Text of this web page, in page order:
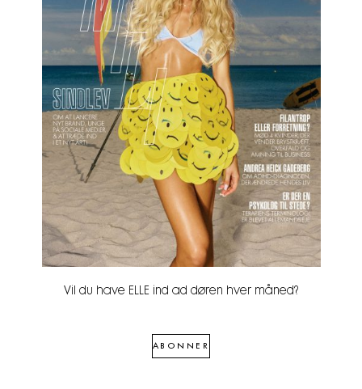
Vil du have ELLE ind ad døren hver måned?
ABONNER